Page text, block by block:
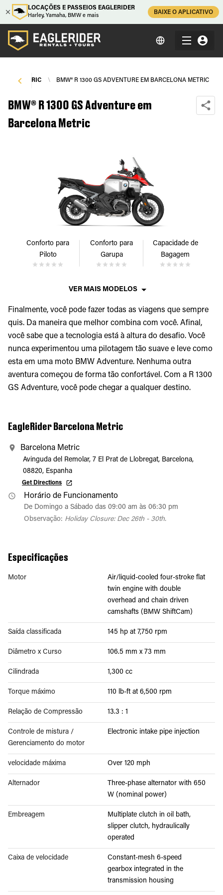
LOCAÇÕES E PASSEIOS EAGLERIDER
Harley, Yamaha, BMW e mais
BAIXE O APLICATIVO
METRIC \ BMW® R 1300 GS ADVENTURE EM BARCELONA METRIC
BMW® R 1300 GS Adventure em
Barcelona Metric
Conforto para
Piloto
Conforto para
Garupa
Capacidade de
Bagagem
VER MAIS MODELOS
Finalmente, você pode fazer todas as viagens que sempre
quis. Da maneira que melhor combina com você. Afinal,
você sabe que a tecnologia está à altura do desafio. Você
nunca experimentou uma pilotagem tão suave e leve como
esta em uma moto BMW Adventure. Nenhuma outra
aventura começou de forma tão confortável. Com a R 1300
GS Adventure, você pode chegar a qualquer destino.
EagleRider Barcelona Metric
Barcelona Metric
Avinguda del Remolar, 7 El Prat de Llobregat, Barcelona,
08820, Espanha
Get Directions
Horário de Funcionamento
De Domingo a Sábado das 09:00 am às 06:30 pm
Observação: Holiday Closure: Dec 26th - 30th.
Especificações
Motor
Air/liquid-cooled four-stroke flat
twin engine with double
overhead and chain driven
camshafts (BMW ShiftCam)
Saída classificada 145 hp at 7,750 rpm
Diâmetro x Curso 106.5 mm x 73 mm
Cilindrada 1,300 cc
Torque máximo 110 lb-ft at 6,500 rpm
Relação de Compressão 13.3 : 1
Controle de mistura /
Gerenciamento do motor
Electronic intake pipe injection
velocidade máxima Over 120 mph
Alternador
Three-phase alternator with 650
W (nominal power)
Embreagem
Multiplate clutch in oil bath,
slipper clutch, hydraulically
operated
Caixa de velocidade
Constant-mesh 6-speed
gearbox integrated in the
transmission housing